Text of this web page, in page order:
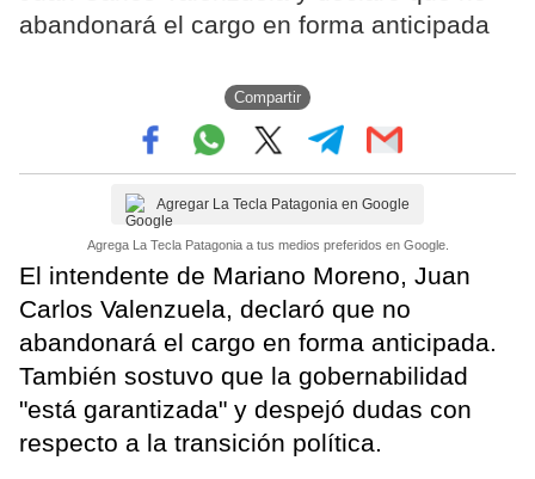
abandonará el cargo en forma anticipada
Compartir
Agregar La Tecla Patagonia en Google
Agrega La Tecla Patagonia a tus medios preferidos en Google.
El intendente de Mariano Moreno, Juan
Carlos Valenzuela, declaró que no
abandonará el cargo en forma anticipada.
También sostuvo que la gobernabilidad
"está garantizada" y despejó dudas con
respecto a la transición política.